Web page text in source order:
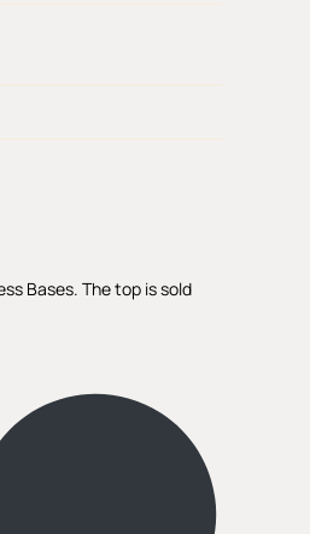
Bases. The top is sold